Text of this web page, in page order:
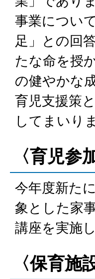
事業につい
足」との回
たな命を授
の健やかな
育児支援策
してまいり
〈育児参
今年度新た
象とした家
講座を実施
〈保育施